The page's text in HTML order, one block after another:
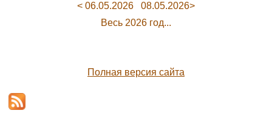
< 06.05.2026
08.05.2026>
Весь 2026 год...
Полная версия сайта